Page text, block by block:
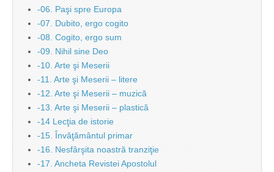
-06. Paşi spre Europa
-07. Dubito, ergo cogito
-08. Cogito, ergo sum
-09. Nihil sine Deo
-10. Arte şi Meserii
-11. Arte şi Meserii – litere
-12. Arte şi Meserii – muzică
-13. Arte şi Meserii – plastică
-14 Lecţia de istorie
-15. Învăţământul primar
-16. Nesfârşita noastră tranziţie
-17. Ancheta Revistei Apostolul